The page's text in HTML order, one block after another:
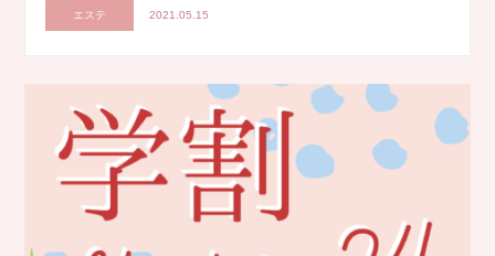
エステ 2021.05.15